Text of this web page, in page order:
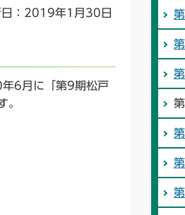
日：2019年1月30日
6月に「第9期松戸
。